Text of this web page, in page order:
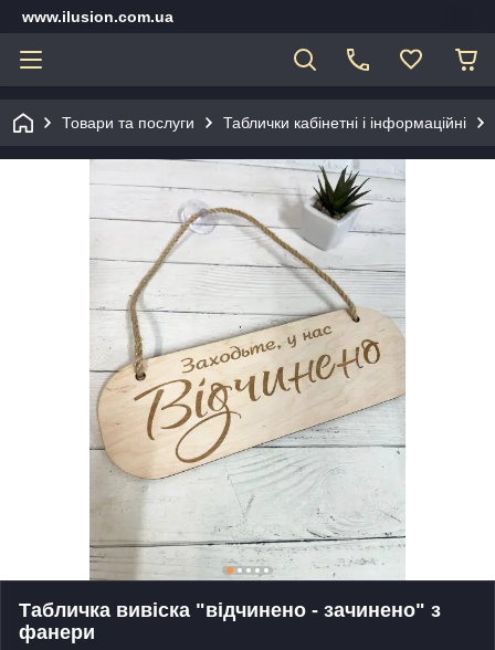
www.ilusion.com.ua
Товари та послуги Таблички кабінетні і інформаційні
Табличка вивіска "відчинено - зачинено" з
фанери